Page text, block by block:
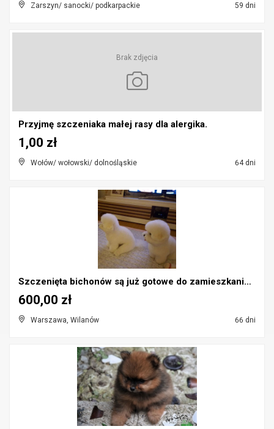
Zarszyn/ sanocki/ podkarpackie 59 dni
Brak zdjęcia
Przyjmę szczeniaka małej rasy dla alergika.
Wołów/ wołowski/ dolnośląskie 64 dni
1,00 zł
Szczenięta bichonów są już gotowe do zamieszkania ...
Warszawa, Wilanów 66 dni
600,00 zł